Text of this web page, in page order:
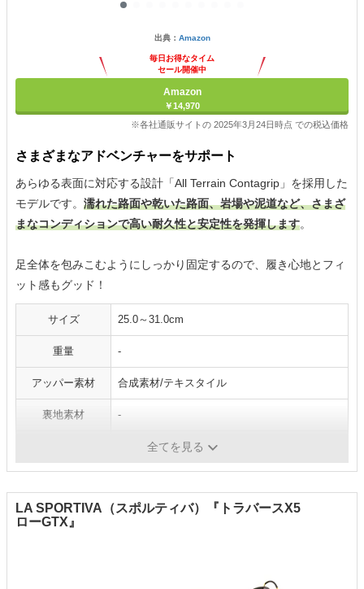
出典： Amazon
毎日お得なタイム
セール開催中
Amazon
￥14,970
※各社通販サイトの 2025年3月24日時点 での税込価格
さまざまなアドベンチャーをサポート
あらゆる表面に対応する設計「All Terrain Contagrip」を採用した
モデルです。 濡れた路面や乾いた路面、岩場や泥道など、さまざ
まなコンディションで高い耐久性と安定性を発揮します。
足全体を包みこむようにしっかり固定するので、履き心地とフィ
ット感もグッド！
サイズ 25.0～31.0cm
重量 -
アッパー素材 合成素材/テキスタイル
裏地素材 -
全てを見る
LA SPORTIVA（スポルティバ）『トラバースX5
ローGTX』